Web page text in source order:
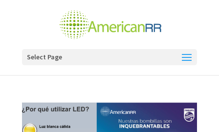
Select Page